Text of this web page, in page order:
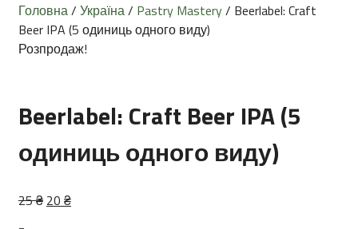
Головна/ Україна/ Pastry Mastery/ Beerlabel: Craft
Beer IPA (5 одиниць одного виду)
Розпродаж!
Beerlabel: Craft Beer IPA (5
одиниць одного виду)
25₴ Оригінальна
20 ₴Поточна